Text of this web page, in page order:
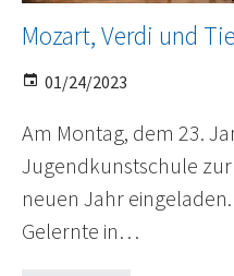
Mozart, Verdi und
01/24/2023
Am Montag, dem 23.
Jugendkunstschule
neuen Jahr
Gelernte in…